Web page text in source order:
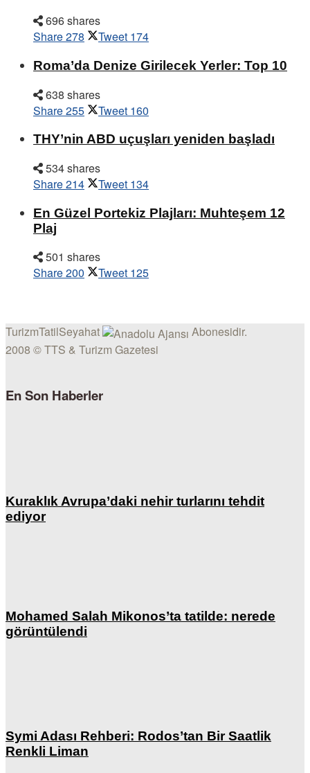
696 shares
Share278 Tweet 174
Roma’da Denize Girilecek Yerler: Top 10
638 shares
Share255 Tweet 160
THY’nin ABD uçuşları yeniden başladı
534 shares
Share214 Tweet 134
En Güzel Portekiz Plajları: Muhteşem 12
Plaj
501 shares
Share200 Tweet 125
TurizmTatilSeyahat
Abonesidir.
2008 © TTS & Turizm Gazetesi
En Son Haberler
Kuraklık Avrupa’daki nehir turlarını tehdit
ediyor
Mohamed Salah Mikonos’ta tatilde: nerede
görüntülendi
Symi Adası Rehberi: Rodos’tan Bir Saatlik
Renkli Liman